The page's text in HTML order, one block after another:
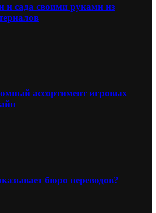
и сада своими руками из
ассортимент игровых
бюро переводов?